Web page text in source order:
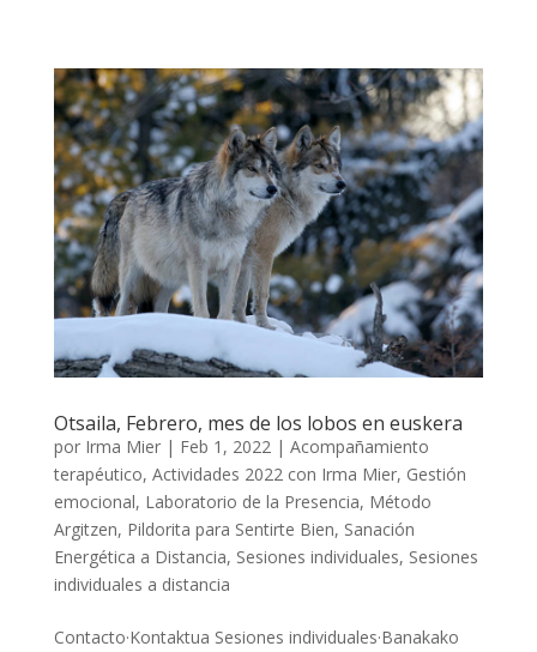
Otsaila, Febrero, mes de los lobos en euskera
por Irma Mier| Feb 1, 2022| Acompañamiento
terapéutico, Actividades 2022 con Irma Mier, Gestión
emocional, Laboratorio de la Presencia, Método
Argitzen, Pildorita para Sentirte Bien, Sanación
Energética a Distancia, Sesiones individuales, Sesiones
individuales a distancia
Contacto·Kontaktua Sesiones individuales·Banakako